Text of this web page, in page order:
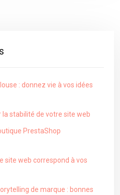
: donnez vie à vos idées
stabilité de votre site web
PrestaShop
site web correspond à vos
de marque : bonnes